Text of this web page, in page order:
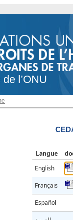
l’ONU
Langue
English
Français
Español